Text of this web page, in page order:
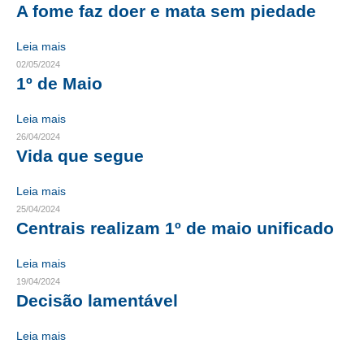
ACORDOS, CONVENÇÕES E DISSÍDIOS
CONTRIBUIÇÕES
CONTRIBUIÇÃO SINDICAL URBANA
FGTS EXPURGOS
LEI 4.950-A/1966 – PISO SALARIAL
LEI 5.194/1966 – REGULAMENTAÇÃO DA PROFISSÃO
A fome faz doer e mata sem piedade
Leia mais
02/05/2024
1º de Maio
Leia mais
26/04/2024
Vida que segue
Leia mais
25/04/2024
Centrais realizam 1º de maio unificado
Leia mais
19/04/2024
Decisão lamentável
Leia mais